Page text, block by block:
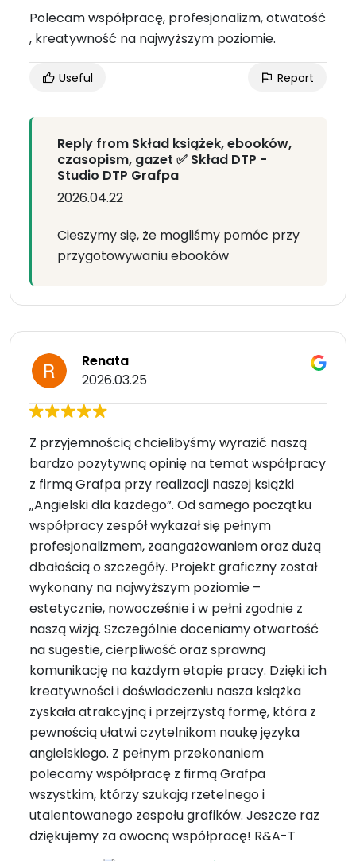
Polecam współpracę, profesjonalizm, otwatość
, kreatywność na najwyższym poziomie.
Useful Report
Reply from Skład książek, ebooków,
czasopism, gazet ✅ Skład DTP -
Studio DTP Grafpa
2026.04.22
Cieszymy się, że mogliśmy pomóc przy
przygotowywaniu ebooków
Renata
2026.03.25
Z przyjemnością chcielibyśmy wyrazić naszą
bardzo pozytywną opinię na temat współpracy
z firmą Grafpa przy realizacji naszej książki
„Angielski dla każdego”. Od samego początku
współpracy zespół wykazał się pełnym
profesjonalizmem, zaangażowaniem oraz dużą
dbałością o szczegóły. Projekt graficzny został
wykonany na najwyższym poziomie –
estetycznie, nowocześnie i w pełni zgodnie z
naszą wizją. Szczególnie doceniamy otwartość
na sugestie, cierpliwość oraz sprawną
komunikację na każdym etapie pracy. Dzięki ich
kreatywności i doświadczeniu nasza książka
zyskała atrakcyjną i przejrzystą formę, która z
pewnością ułatwi czytelnikom naukę języka
angielskiego. Z pełnym przekonaniem
polecamy współpracę z firmą Grafpa
wszystkim, którzy szukają rzetelnego i
utalentowanego zespołu grafików. Jeszcze raz
dziękujemy za owocną współpracę! R&A-T